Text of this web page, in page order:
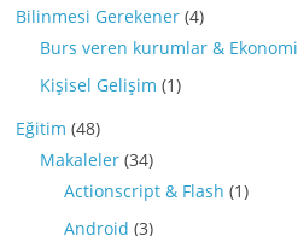
Bilinmesi Gerekener (4)
Burs veren kurumlar & Ekonomi
Kişisel Gelişim (1)
Eğitim (48)
Makaleler (34)
Actionscript & Flash (1)
Android (3)